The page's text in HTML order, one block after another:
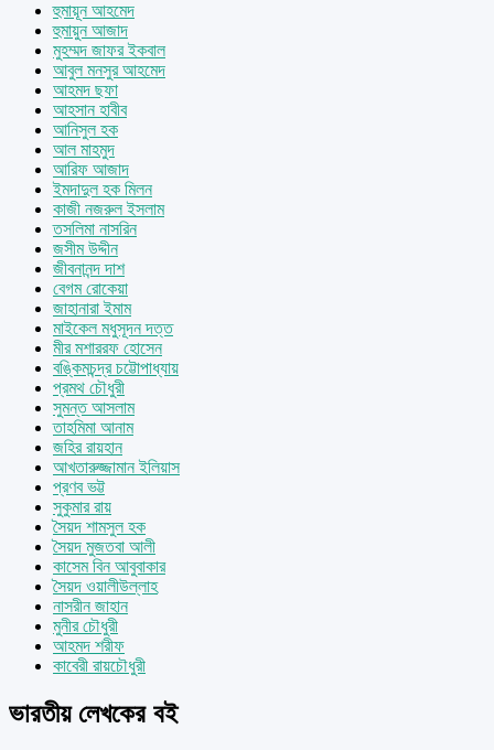
হুমায়ূন আহমেদ
হুমায়ুন আজাদ
মুহম্মদ জাফর ইকবাল
আবুল মনসুর আহমেদ
আহমদ ছফা
আহসান হাবীব
আনিসুল হক
আল মাহমুদ
আরিফ আজাদ
ইমদাদুল হক মিলন
কাজী নজরুল ইসলাম
তসলিমা নাসরিন
জসীম উদ্দীন
জীবনানন্দ দাশ
বেগম রোকেয়া
জাহানারা ইমাম
মাইকেল মধুসূদন দত্ত
মীর মশাররফ হোসেন
বঙ্কিমচন্দ্র চট্টোপাধ্যায়
প্রমথ চৌধুরী
সুমন্ত আসলাম
তাহমিমা আনাম
জহির রায়হান
আখতারুজ্জামান ইলিয়াস
প্রণব ভট্ট
সুকুমার রায়
সৈয়দ শামসুল হক
সৈয়দ মুজতবা আলী
কাসেম বিন আবুবাকার
সৈয়দ ওয়ালীউল্লাহ
নাসরীন জাহান
মুনীর চৌধুরী
আহমদ শরীফ
কাবেরী রায়চৌধুরী
ভারতীয় লেখকের বই